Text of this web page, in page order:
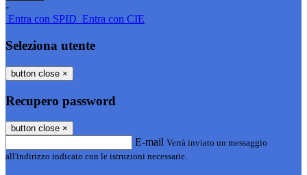
-
Entra con SPID Entra con CIE
Seleziona utente
button close ×
Recupero password
button close ×
E-mail Verrà inviato un messaggio
all'indirizzo indicato con le istruzioni necessarie.